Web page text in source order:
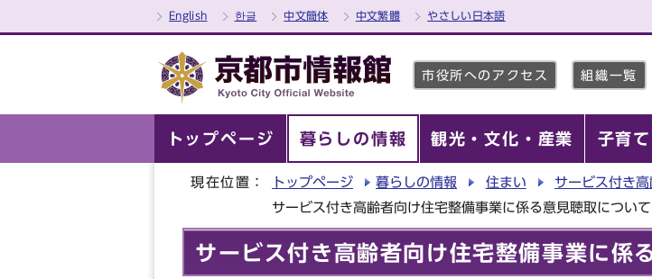
English 한글 中文簡体 中文繁體 やさしい日本語
市役所へのアクセス 組織一覧
トップページ 暮らしの情報 観光・文化・産業 子育
現在位置： トップページ 暮らしの情報 住まい
サービス付き
サービス付き高齢者向け住宅整備事業に係る意見聴取について
サービス付き高齢者向け住宅整備事業に係